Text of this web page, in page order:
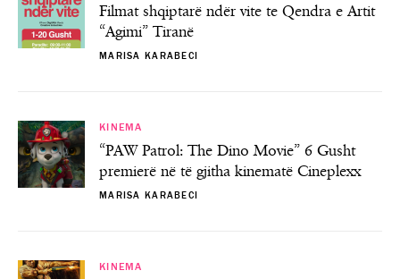
Filmat shqiptarë ndër vite te Qendra e Artit
“Agimi” Tiranë
MARISA KARABECI
KINEMA
“PAW Patrol: The Dino Movie” 6 Gusht
premierë në të gjitha kinematë Cineplexx
MARISA KARABECI
KINEMA